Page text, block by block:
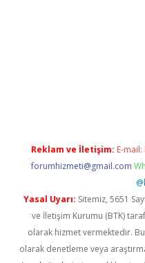
Reklam ve İletişim: E-mail:
forumhizmeti@gmail.com
Yasal Uyarı: Sitemiz, 5651
ve İletişim Kurumu (BTK)
olarak hizmet vermektedir.
olarak denetleme veya